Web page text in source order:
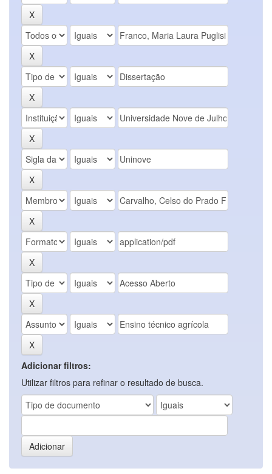
Adicionar filtros:
Utilizar filtros para refinar o resultado de busca.